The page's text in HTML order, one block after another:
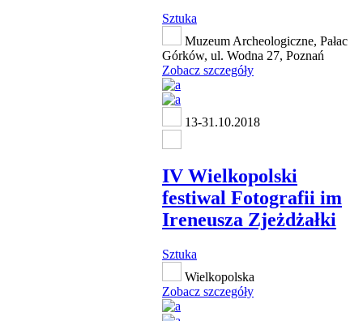
Sztuka
Muzeum Archeologiczne, Pałac
Górków, ul. Wodna 27, Poznań
Zobacz szczegóły
13-31.10.2018
IV Wielkopolski
festiwal Fotografii im
Ireneusza Zjeżdżałki
Sztuka
Wielkopolska
Zobacz szczegóły